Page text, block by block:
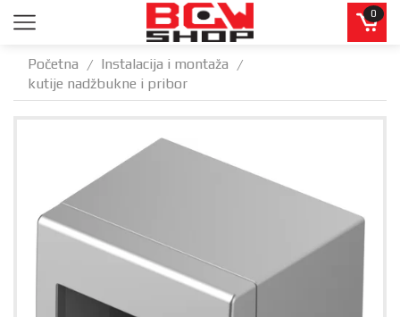
0
Početna / Instalacija i montaža /
kutije nadžbukne i pribor